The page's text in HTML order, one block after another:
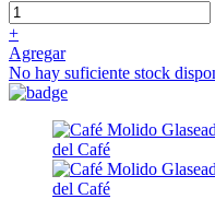
+
Agregar
No hay suficiente stock